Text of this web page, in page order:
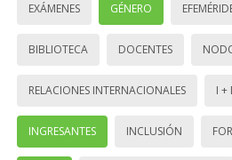
EXÁMENES GÉNERO
BIBLIOTECA DOCENTES
RELACIONES INTERNACIONALES I +
INGRESANTES INCLUSIÓN